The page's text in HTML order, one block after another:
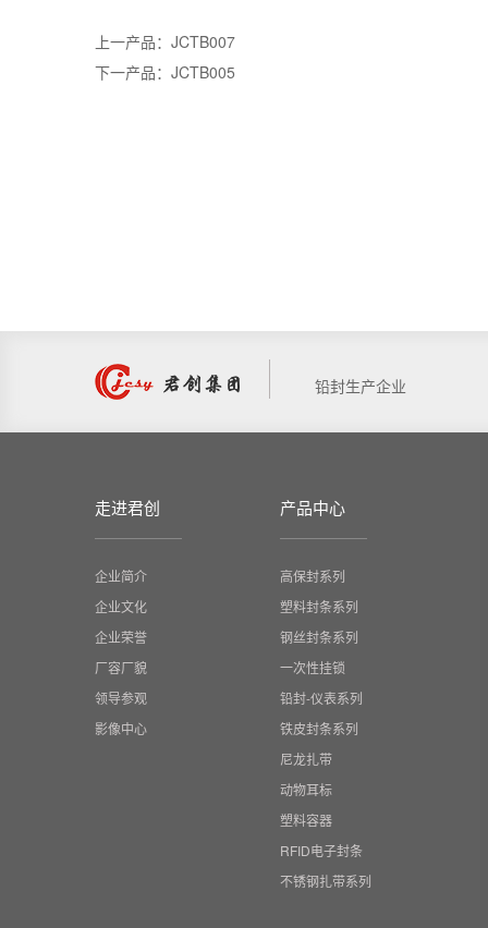
上一产品：JCTB007
下一产品：JCTB005
铅封生产企业
走进君创
企业简介
企业文化
企业荣誉
厂容厂貌
领导参观
影像中心
产品中心
高保封系列
塑料封条系列
钢丝封条系列
一次性挂锁
铅封-仪表系列
铁皮封条系列
尼龙扎带
动物耳标
塑料容器
RFID电子封条
不锈钢扎带系列